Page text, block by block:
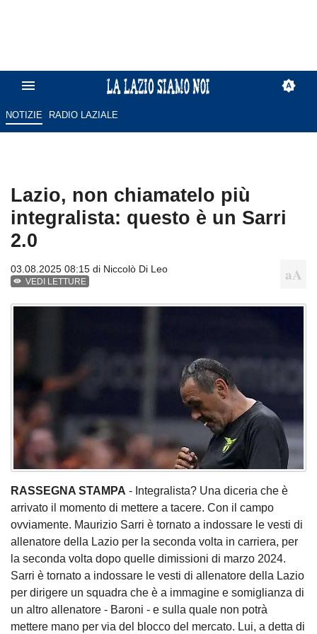
NOTIZIE RADIO LAZIALE
Lazio, non chiamatelo più
integralista: questo è un Sarri
2.0
03.08.2025 08:15 di Niccolò Di Leo
VEDI LETTURE
RASSEGNA STAMPA - Integralista? Una diceria che è
arrivato il momento di mettere a tacere. Con il campo
ovviamente. Maurizio Sarri è tornato a indossare le vesti di
allenatore della Lazio per la seconda volta in carriera, per
la seconda volta dopo quelle dimissioni di marzo 2024.
Sarri è tornato a indossare le vesti di allenatore della Lazio
per dirigere un squadra che è a immagine e somiglianza di
un altro allenatore - Baroni - e sulla quale non potrà
mettere mano per via del blocco del mercato. Lui, a detta di